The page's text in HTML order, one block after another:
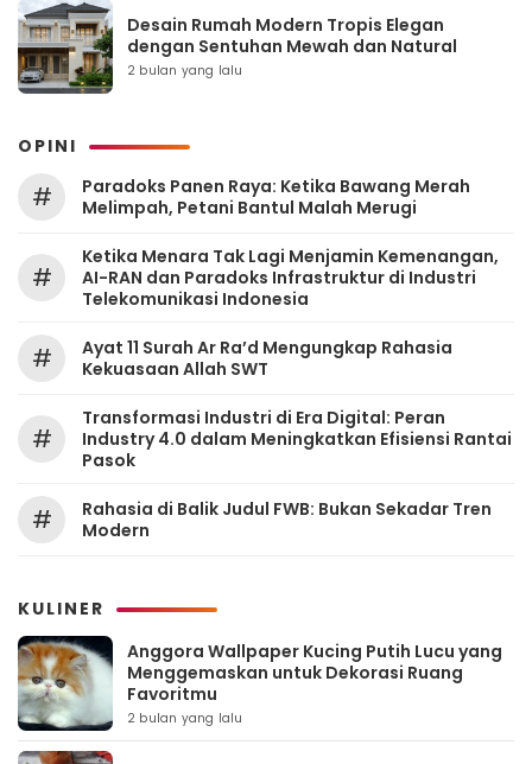
Desain Rumah Modern Tropis Elegan
dengan Sentuhan Mewah dan Natural
2 bulan yang lalu
OPINI
#
Paradoks Panen Raya: Ketika Bawang Merah
Melimpah, Petani Bantul Malah Merugi
#
Ketika Menara Tak Lagi Menjamin Kemenangan,
AI-RAN dan Paradoks Infrastruktur di Industri
Telekomunikasi Indonesia
#
Ayat 11 Surah Ar Ra’d Mengungkap Rahasia
Kekuasaan Allah SWT
#
Transformasi Industri di Era Digital: Peran
Industry 4.0 dalam Meningkatkan Efisiensi Rantai
Pasok
#
Rahasia di Balik Judul FWB: Bukan Sekadar Tren
Modern
KULINER
Anggora Wallpaper Kucing Putih Lucu yang
Menggemaskan untuk Dekorasi Ruang
Favoritmu
2 bulan yang lalu